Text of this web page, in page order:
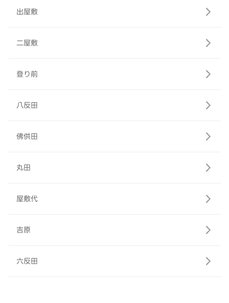
出屋敷
二屋敷
登り前
八反田
佛供田
丸田
屋敷代
吉原
六反田